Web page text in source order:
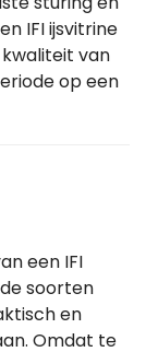
sturing en
IFI ijsvitrine
van
op een
een IFI
soorten
en
Omdat te